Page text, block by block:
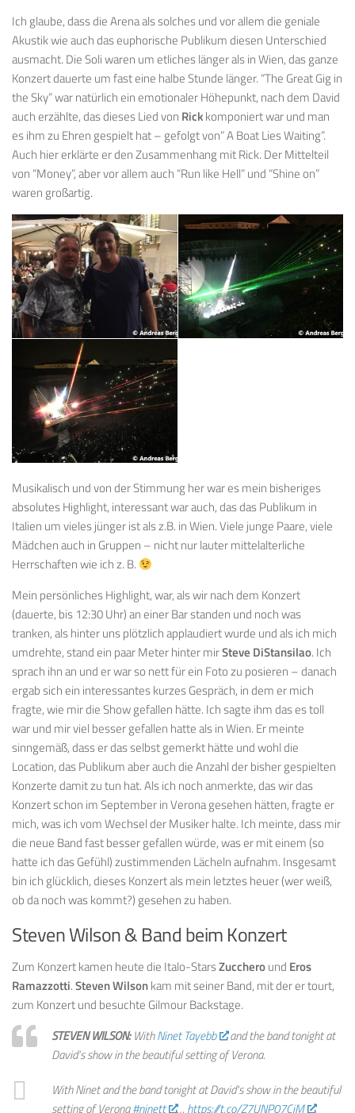
Ich glaube, dass die Arena als solches und vor allem die geniale
Akustik wie auch das euphorische Publikum diesen Unterschied
ausmacht. Die Soli waren um etliches länger als in Wien, das ganze
Konzert dauerte um fast eine halbe Stunde länger. “The Great Gig in
the Sky” war natürlich ein emotionaler Höhepunkt, nach dem David
auch erzählte, das dieses Lied von Rickkomponiert war und man
es ihm zu Ehren gespielt hat – gefolgt von” A Boat Lies Waiting”.
Auch hier erklärte er den Zusammenhang mit Rick. Der Mittelteil
von “Money”, aber vor allem auch “Run like Hell” und “Shine on”
waren großartig.
Musikalisch und von der Stimmung her war es mein bisheriges
absolutes Highlight, interessant war auch, das das Publikum in
Italien um vieles jünger ist als z.B. in Wien. Viele junge Paare, viele
Mädchen auch in Gruppen – nicht nur lauter mittelalterliche
Herrschaften wie ich z. B.
Mein persönliches Highlight, war, als wir nach dem Konzert
(dauerte, bis 12:30 Uhr) an einer Bar standen und noch was
tranken, als hinter uns plötzlich applaudiert wurde und als ich mich
umdrehte, stand ein paar Meter hinter mirSteve DiStansilao. Ich
sprach ihn an und er war so nett für ein Foto zu posieren – danach
ergab sich ein interessantes kurzes Gespräch, in dem er mich
fragte, wie mir die Show gefallen hätte. Ich sagte ihm das es toll
war und mir viel besser gefallen hatte als in Wien. Er meinte
sinngemäß, dass er das selbst gemerkt hätte und wohl die
Location, das Publikum aber auch die Anzahl der bisher gespielten
Konzerte damit zu tun hat. Als ich noch anmerkte, das wir das
Konzert schon im September in Verona gesehen hätten, fragte er
mich, was ich vom Wechsel der Musiker halte. Ich meinte, dass mir
die neue Band fast besser gefallen würde, was er mit einem (so
hatte ich das Gefühl) zustimmenden Lächeln aufnahm. Insgesamt
bin ich glücklich, dieses Konzert als mein letztes heuer (wer weiß,
ob da noch was kommt?) gesehen zu haben.
Steven Wilson & Band beim Konzert
Zum Konzert kamen heute die Italo-StarsZuccheround Eros
Ramazzotti.Steven Wilsonkam mit seiner Band, mit der er tourt,
zum Konzert und besuchte Gilmour Backstage.
STEVEN WILSON:WithNinet Tayebb
and the band tonight at
David’s show in the beautiful setting of Verona.
With Ninet and the band tonight at David's show in the beautiful
setting of Verona#ninett … https://t.co/Z7UNP07CiM